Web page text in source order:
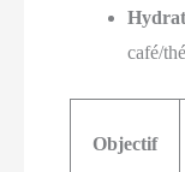
café/
Objectif